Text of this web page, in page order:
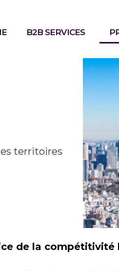
B2B SERVICES
territoires
de la compétitivité